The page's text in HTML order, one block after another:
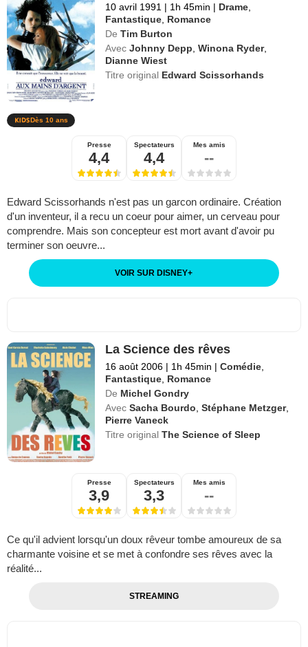
10 avril 1991 | 1h 45min | Drame
Fantastique Romance
De Tim Burton
Avec Johnny Depp ,Winona Ryder,
Dianne Wiest
Titre original Edward Scissorhands
Dès 10 ans
Presse
4,4
Spectateurs
4,4
Mes amis
--
Edward Scissorhands n'est pas un garcon ordinaire. Création
d'un inventeur, il a recu un coeur pour aimer, un cerveau pour
comprendre. Mais son concepteur est mort avant d'avoir pu
terminer son oeuvre...
VOIR SUR DISNEY+
La Science des rêves
16 août 2006 | 1h 45min | Comédie
Fantastique Romance
De Michel Gondry
Avec Sacha Bourdo ,Stéphane Metzger,
Pierre Vaneck
Titre originalThe Science of Sleep
Presse
3,9
Spectateurs
3,3
Mes amis
--
Ce qu'il advient lorsqu'un doux rêveur tombe amoureux de sa
charmante voisine et se met à confondre ses rêves avec la
réalité...
STREAMING